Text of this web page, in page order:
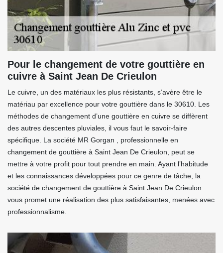
Pour le changement de votre gouttière en
cuivre à Saint Jean De Crieulon
Le cuivre, un des matériaux les plus résistants, s’avère être le
matériau par excellence pour votre gouttière dans le 30610. Les
méthodes de changement d’une gouttière en cuivre se diffèrent
des autres descentes pluviales, il vous faut le savoir-faire
spécifique. La société MR Gorgan , professionnelle en
changement de gouttière à Saint Jean De Crieulon, peut se
mettre à votre profit pour tout prendre en main. Ayant l’habitude
et les connaissances développées pour ce genre de tâche, la
société de changement de gouttière à Saint Jean De Crieulon
vous promet une réalisation des plus satisfaisantes, menées avec
professionnalisme.